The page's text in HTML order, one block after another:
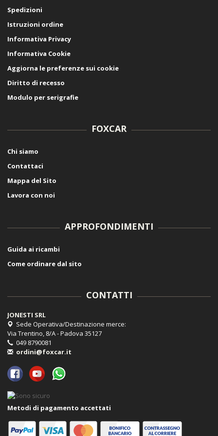
Spedizioni
Istruzioni ordine
Informativa Privacy
Informativa Cookie
Aggiorna le preferenze sui cookie
Diritto di recesso
Modulo per serigrafie
FOXCAR
Chi siamo
Contattaci
Mappa del Sito
Lavora con noi
APPROFONDIMENTI
Guida ai ricambi
Come ordinare dal sito
CONTATTI
JONESTI SRL
Sede Operativa/Destinazione merce:
Via Trentino, 8/A - Padova 35127
049 8790081
ordini@foxcar.it
Metodi di pagamento accettati